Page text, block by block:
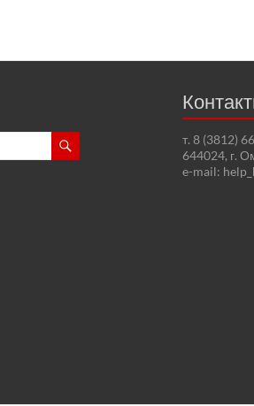
т. 8 (3812)
644024, г.
e-mail: